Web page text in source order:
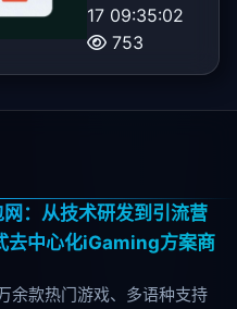
17 09:35:02
753
：从技术研发到引流营
去中心化iGaming方案商
余款热门游戏、多语种支持